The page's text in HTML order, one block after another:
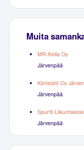
Muita
MR-Keila Oy
Järvenpää
Kiinteistö Oy
Järvenpää
Spurtti
Järvenpää